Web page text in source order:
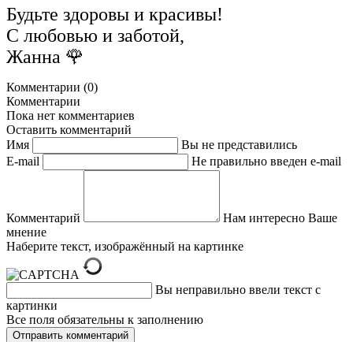
Будьте здоровы и красивы!
С любовью и заботой,
Жанна 🌹
Комментарии (0)
Комментарии
Пока нет комментариев
Оставить комментарий
Имя
Вы не представились
E-mail
Не правильно введен e-mail
Комментарий
Нам интересно Ваше
мнение
Наберите текст, изображённый на картинке
Вы неправильно ввели текст с
картинки
Все поля обязательны к заполнению